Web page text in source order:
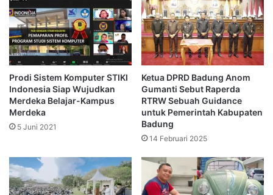
Prodi Sistem Komputer STIKI
Indonesia Siap Wujudkan
Merdeka Belajar-Kampus
Merdeka
5 Juni 2021
Ketua DPRD Badung Anom
Gumanti Sebut Raperda
RTRW Sebuah Guidance
untuk Pemerintah Kabupaten
Badung
14 Februari 2025